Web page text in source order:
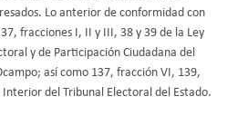
Lo anterior de conformidad con
fracciones I, II y III, 38 y 39 de la Ley
y de Participación Ciudadana del
así como 137, fracción VI, 139,
del Tribunal Electoral del Estado.